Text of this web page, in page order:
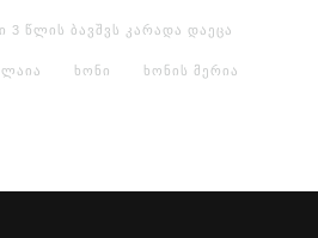
3 წლის ბავშვს კარადა დაეცა
ხონი ხონის მერია